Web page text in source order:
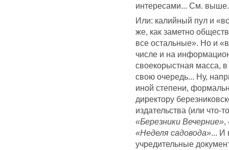
интересами... См. выше.
Или: калийный пул и
же, как заметно
все остальные». Но и
числе и на
своекорыстная масса,
свою очередь... Ну,
иной степени,
директору
издательства (или
«Березники Вечерние»,
«Неделя садовода»... И
учредительные